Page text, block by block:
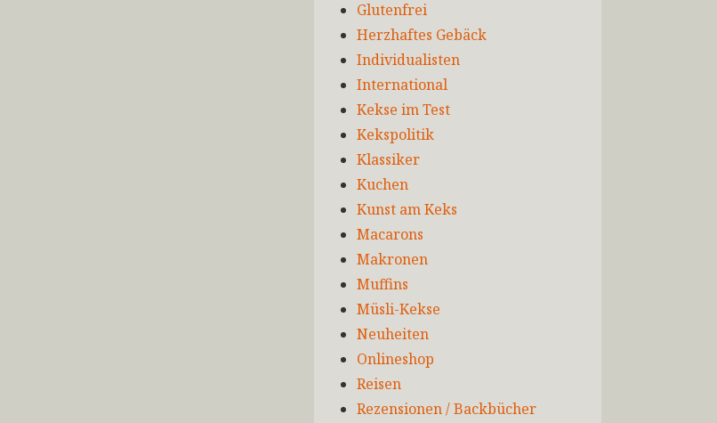
Glutenfrei
Herzhaftes Gebäck
Individualisten
International
Kekse im Test
Kekspolitik
Klassiker
Kuchen
Kunst am Keks
Macarons
Makronen
Muffins
Müsli-Kekse
Neuheiten
Onlineshop
Reisen
Rezensionen / Backbücher